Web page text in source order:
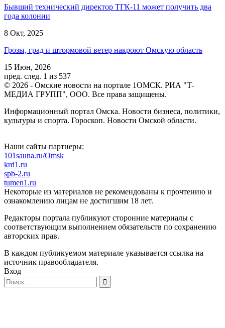
Бывший технический директор ТГК-11 может получить два
года колонии
8 Окт, 2025
Грозы, град и штормовой ветер накроют Омскую область
15 Июн, 2026
пред. след. 1 из 537
© 2026 - Омские новости на портале 1ОМСК. РИА "Т-
МЕДИА ГРУПП", ООО. Все права защищены.
Информационный портал Омска. Новости бизнеса, политики,
культуры и спорта. Гороскоп. Новости Омской области.
Наши сайты партнеры:
101sauna.ru/Omsk
krd1.ru
spb-2.ru
tumen1.ru
Некоторые из материалов не рекомендованы к прочтению и
ознакомлению лицам не достигшим 18 лет.
Редакторы портала публикуют сторонние материалы с
соответствующим выполнением обязательств по сохранению
авторских прав.
В каждом публикуемом материале указывается ссылка на
источник правообладателя.
Вход